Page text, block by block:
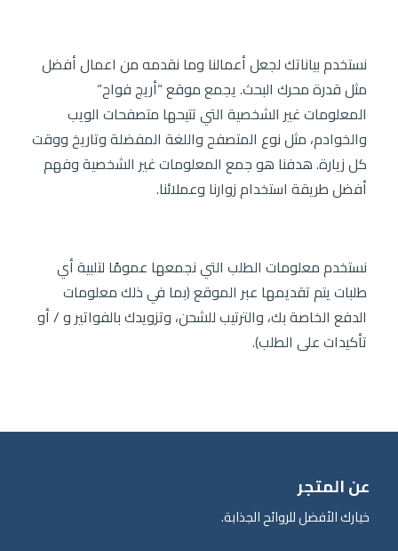
نستخدم بياناتك لجعل أعمالنا وما نقدمه من اعمال أفضل
مثل قدرة محرك البحث. يجمع موقع “أريج فواح“
المعلومات غير الشخصية التي تتيحها متصفحات الويب
والخوادم، مثل نوع المتصفح واللغة المفضلة وتاريخ ووقت
كل زيارة. هدفنا هو جمع المعلومات غير الشخصية وفهم
أفضل طريقة استخدام زوارنا وعملائنا.
نستخدم معلومات الطلب التي نجمعها عمومًا لتلبية أي
طلبات يتم تقديمها عبر الموقع (بما في ذلك معلومات
الدفع الخاصة بك، والترتيب للشحن، وتزويدك بالفواتير و / أو
تأكيدات على الطلب).
عن المتجر
خيارك الأفضل للروائح الجذابة.